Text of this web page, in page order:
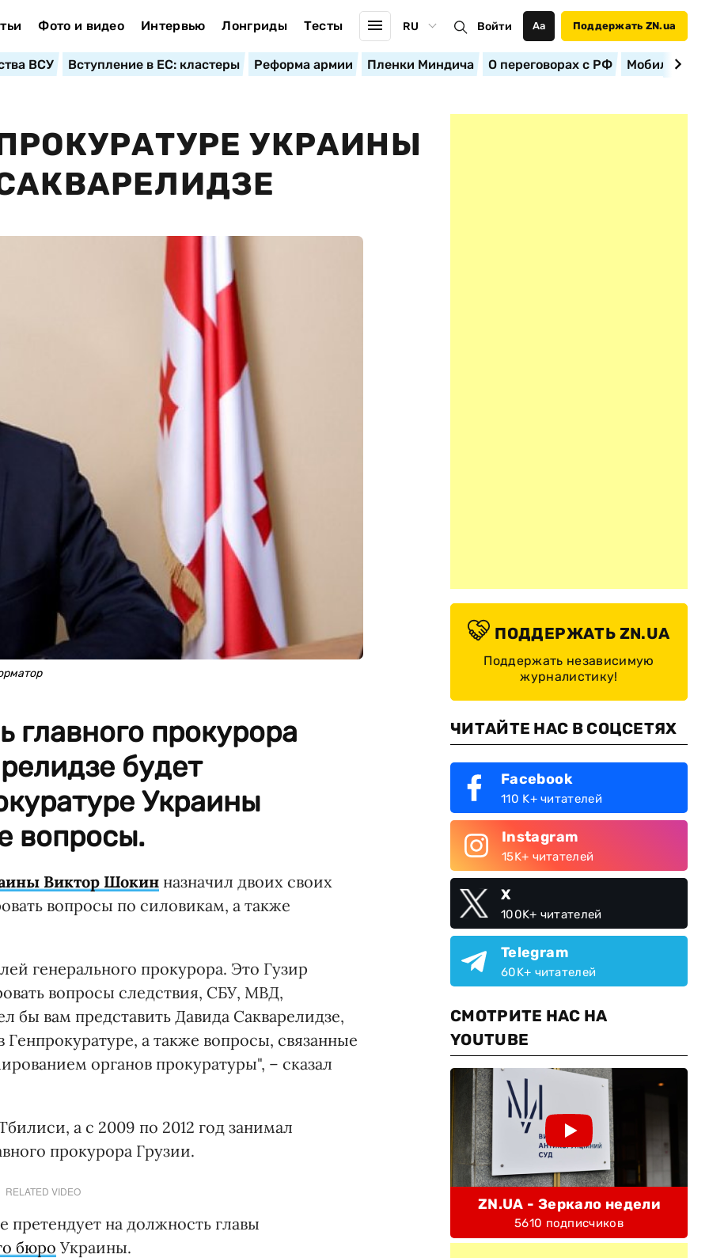
Фото и видео Интервью Лонгриды Тесты RU Войти Аа Поддержать ZN.ua
ВСУ Вступление в ЕС: кластеры Реформа армии Пленки Миндича О переговорах с РФ
УКРАИНЫ
главного прокурора
будет
Украины
вопросы.
Виктор Шокин назначил двоих своих
вопросы по силовикам, а также
генерального прокурора. Это Гузир
вопросы следствия, СБУ, МВД,
вам представить Давида Сакварелидзе,
Генпрокуратуре, а также вопросы, связанные
органов прокуратуры", – сказал
а с 2009 по 2012 год занимал
прокурора Грузии.
RELATED VIDEO
претендует на должность главы
бюро Украины.
ПОДДЕРЖАТЬ ZN.UA
Поддержать независимую
журналистику!
ЧИТАЙТЕ НАС В СОЦСЕТЯХ
Facebook
110 K+ читателей
Instagram
15K+ читателей
X
100K+ читателей
Telegram
60K+ читателей
СМОТРИТЕ НАС НА
YOUTUBE
ZN.UA - Зеркало недели
5610 подписчиков